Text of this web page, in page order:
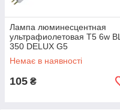
Лампа люминесцентная
ультрафиолетовая T5 6w BL
350 DELUX G5
Немає в наявності
105 ₴